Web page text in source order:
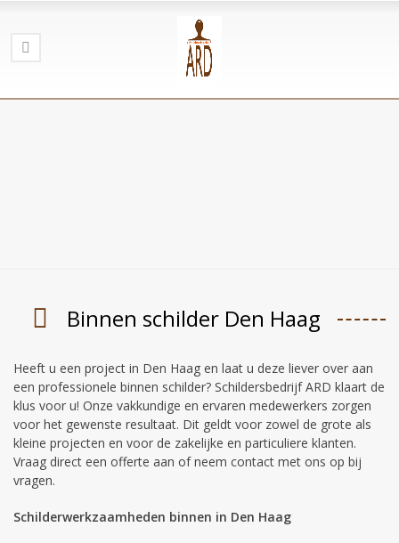
Binnen schilder Den Haag
Heeft u een project in Den Haag en laat u deze liever over aan
een professionele binnen schilder? Schildersbedrijf ARD klaart de
klus voor u! Onze vakkundige en ervaren medewerkers zorgen
voor het gewenste resultaat. Dit geldt voor zowel de grote als
kleine projecten en voor de zakelijke en particuliere klanten.
Vraag direct een offerte aan of neem contact met ons op bij
vragen.
Schilderwerkzaamheden binnen in Den Haag